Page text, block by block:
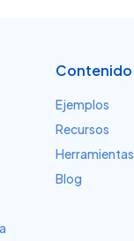
Contenido
Ejemplos
Recursos
Herramientas
Blog